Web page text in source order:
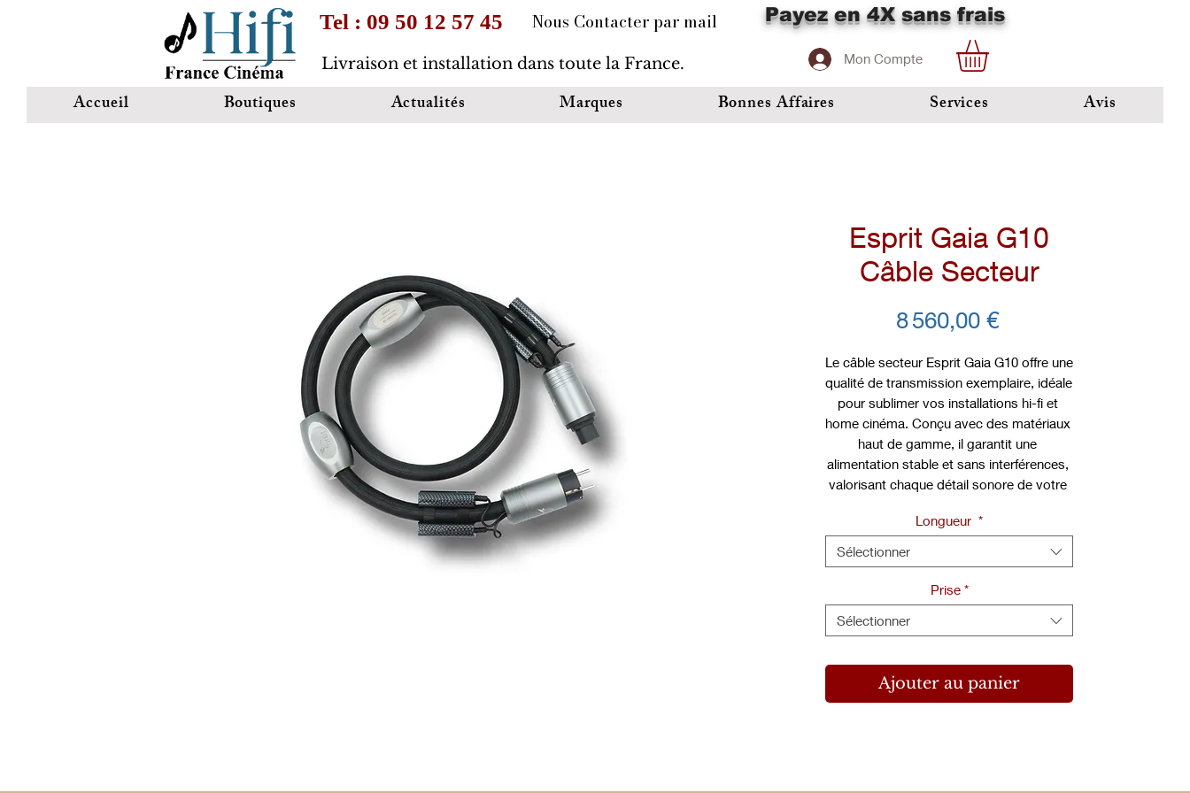
Tel : 09 50 12 57 45 Nous Contacter par mail
Livraison et installation dans toute la France.
Payez en 4X sans frais
Mon Compte
Accueil Boutiques Actualités Marques Bonnes Affaires Services Avis
Esprit Gaia G10
Câble Secteur
8 560,00 €Prix
Le câble secteur Esprit Gaia G10 offre une
qualité de transmission exemplaire, idéale
pour sublimer vos installations hi-fi et
home cinéma. Conçu avec des matériaux
haut de gamme, il garantit une
alimentation stable et sans interférences,
valorisant chaque détail sonore de votre
Cinéma, boutique e-commerce
spécialisée en hi-fi et home cinéma, il
s’intègre parfaitement dans notre espace
unique Haute Fidélité en Seine-et-Marne
(77). Pour toute question ou conseil
personnalisé, notre équipe dédiée est
installation la performance qu’elle mérite
avec Esprit Gaia G10.
Longueur *
Sélectionner
Prise *
Sélectionner
Ajouter au panier